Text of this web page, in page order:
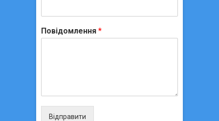
Повідомлення *
Відправити